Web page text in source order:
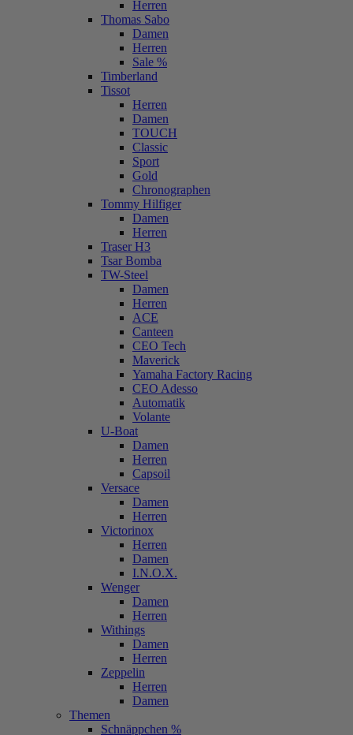
Herren
Thomas Sabo
Damen
Herren
Sale %
Timberland
Tissot
Herren
Damen
TOUCH
Classic
Sport
Gold
Chronographen
Tommy Hilfiger
Damen
Herren
Traser H3
Tsar Bomba
TW-Steel
Damen
Herren
ACE
Canteen
CEO Tech
Maverick
Yamaha Factory Racing
CEO Adesso
Automatik
Volante
U-Boat
Damen
Herren
Capsoil
Versace
Damen
Herren
Victorinox
Herren
Damen
I.N.O.X.
Wenger
Damen
Herren
Withings
Damen
Herren
Zeppelin
Herren
Damen
Themen
Schnäppchen %